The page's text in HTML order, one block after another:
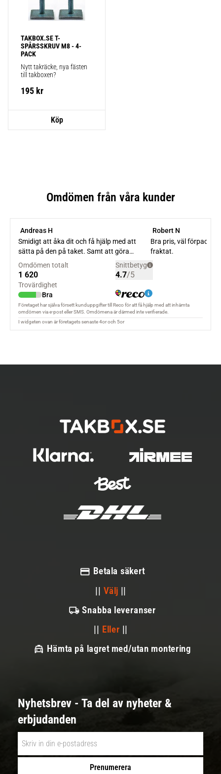
TAKBOX.SE T-
SPÅRSSKRUV M8 - 4-
PACK
Nytt takräcke, nya fästen
till takboxen?
195 kr
Betala säkert
|| Välj ||
Snabba leveranser
|| Eller ||
Hämta på lagret med/utan montering
Nyhetsbrev - Ta del av nyheter &
erbjudanden
Prenumerera